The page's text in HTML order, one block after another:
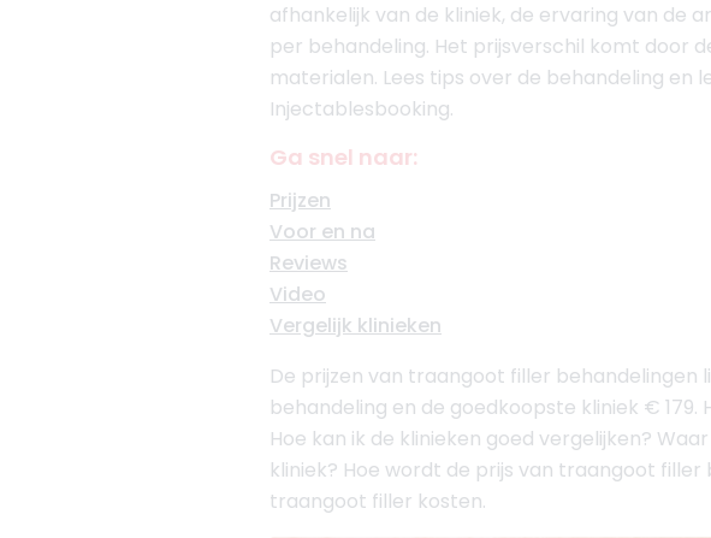
afhankelijk van de kliniek, de ervaring van de
per behandeling. Het prijsverschil komt door
materialen. Lees tips over de behandeling en
Injectablesbooking.
Ga snel naar:
Prijzen
Voor en na
Reviews
Video
Vergelijk klinieken
De prijzen van traangoot filler behandelingen
behandeling en de goedkoopste kliniek €
Hoe kan ik de klinieken goed vergelijken?
kliniek? Hoe wordt de prijs van traangoot
traangoot filler kosten.